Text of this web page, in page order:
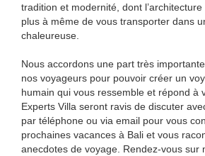
tradition et modernité, dont
plus à même de vous transporter dans
chaleureuse.
Nous accordons une part très
nos voyageurs pour pouvoir créer un
humain qui vous ressemble et répond à
Experts Villa seront ravis de discuter
par téléphone ou via email pour vous
prochaines vacances à Bali et vous
anecdotes de voyage. Rendez-vous sur